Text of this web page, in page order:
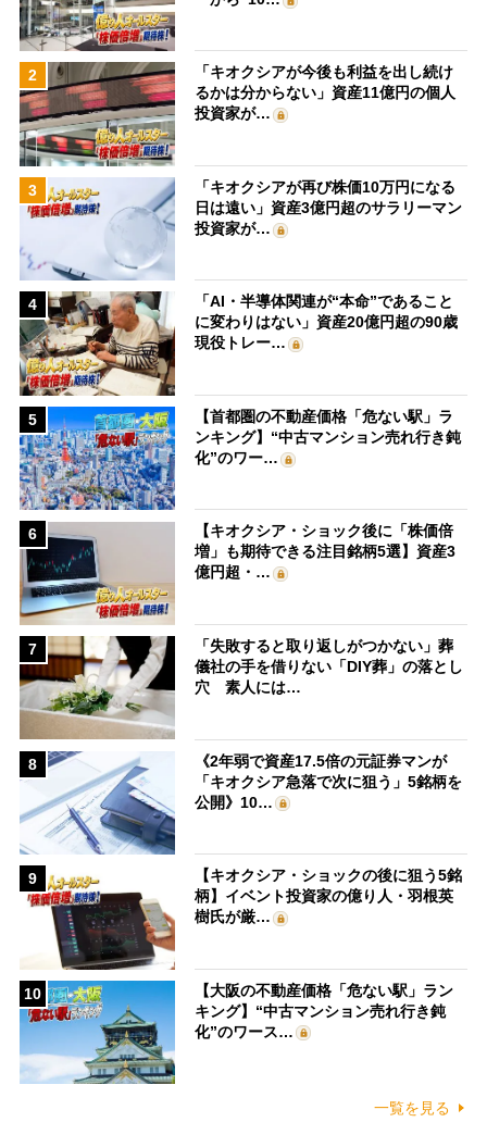
2
「キオクシアが今後も利益を出し続け
るかは分からない」資産11億円の個人
投資家が…
3
「キオクシアが再び株価10万円になる
日は遠い」資産3億円超のサラリーマン
投資家が…
4
「AI・半導体関連が“本命”であること
に変わりはない」資産20億円超の90歳
現役トレー…
5
【首都圏の不動産価格「危ない駅」ラ
ンキング】“中古マンション売れ行き鈍
化”のワー…
6
【キオクシア・ショック後に「株価倍
増」も期待できる注目銘柄5選】資産3
億円超・…
7
「失敗すると取り返しがつかない」葬
儀社の手を借りない「DIY葬」の落とし
穴 素人には…
8
《2年弱で資産17.5倍の元証券マンが
「キオクシア急落で次に狙う」5銘柄を
公開》10…
9
【キオクシア・ショックの後に狙う5銘
柄】イベント投資家の億り人・羽根英
樹氏が厳…
10
【大阪の不動産価格「危ない駅」ラン
キング】“中古マンション売れ行き鈍
化”のワース…
一覧を見る